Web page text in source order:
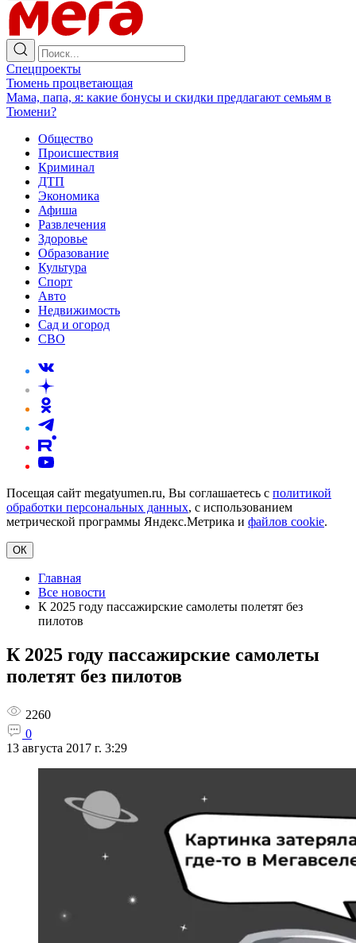
Спецпроекты
Тюмень процветающая
Мама, папа, я: какие бонусы и скидки предлагают семьям в
Тюмени?
Общество
Происшествия
Криминал
ДТП
Экономика
Афиша
Развлечения
Здоровье
Образование
Культура
Спорт
Авто
Недвижимость
Сад и огород
СВО
Посещая сайт megatyumen.ru, Вы соглашаетесь с политикой
обработки персональных данных, с использованием
метрической программы Яндекс.Метрика и файлов cookie.
ОК
Главная
Все новости
К 2025 году пассажирские самолеты полетят без
пилотов
К 2025 году пассажирские самолеты
полетят без пилотов
2260
0
13 августа 2017 г. 3:29